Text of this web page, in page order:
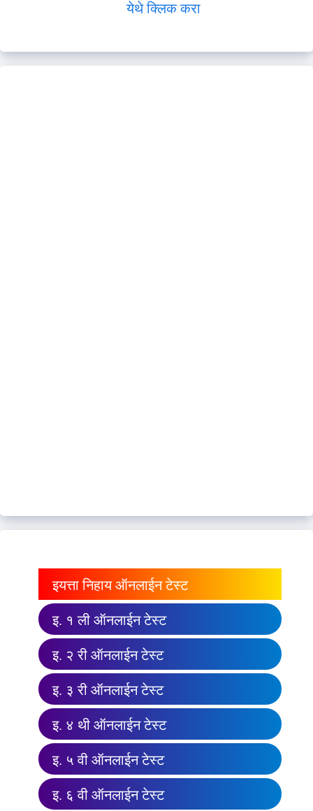
येथे क्लिक करा
इयत्ता निहाय ऑनलाईन टेस्ट
इ. १ ली ऑनलाईन टेस्ट
इ. २ री ऑनलाईन टेस्ट
इ. ३ री ऑनलाईन टेस्ट
इ. ४ थी ऑनलाईन टेस्ट
इ. ५ वी ऑनलाईन टेस्ट
इ. ६ वी ऑनलाईन टेस्ट